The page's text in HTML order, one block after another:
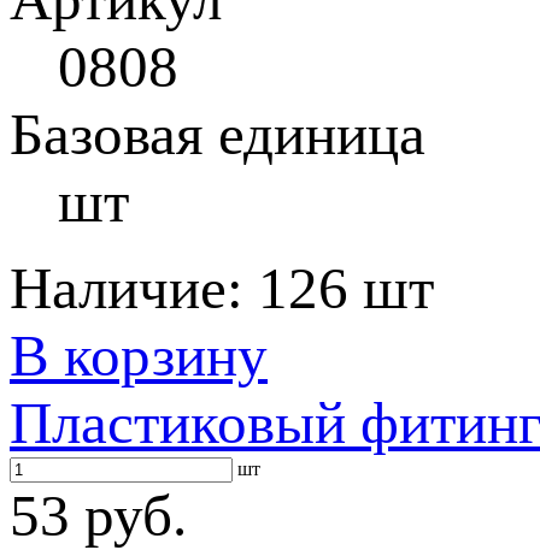
0808
Базовая единица
шт
Наличие: 126 шт
В корзину
Пластиковый
шт
53 руб.